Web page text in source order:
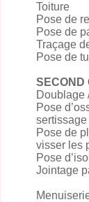
Toiture
Pose de
Pose de
Traçage
Pose de
SECOND
Doublage
Pose
sertissage
Pose de
visser les
Pose
Jointage